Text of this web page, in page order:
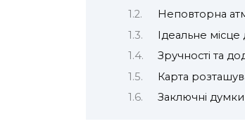
Неповторна
Ідеальне місце
Зручності та
Карта
Заключні думки